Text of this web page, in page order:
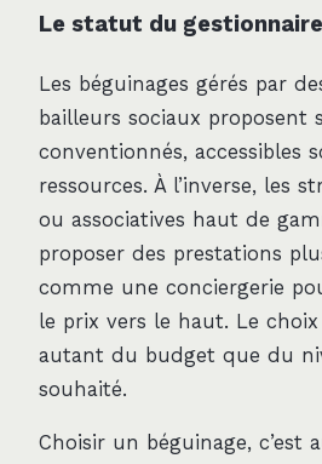
Le statut du
Les béguinages gérés par
bailleurs sociaux proposent
conventionnés, accessibles
ressources. À l’inverse, les
ou associatives haut de
proposer des prestations
comme une conciergerie
le prix vers le haut. Le
autant du budget que du
souhaité.
Choisir un béguinage, c’est